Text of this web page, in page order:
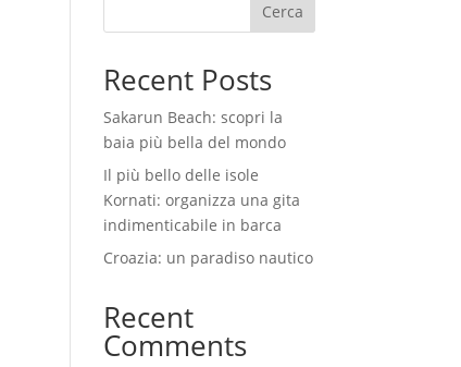
Cerca
Recent Posts
Sakarun Beach: scopri la
baia più bella del mondo
Il più bello delle isole
Kornati: organizza una gita
indimenticabile in barca
Croazia: un paradiso nautico
Recent
Comments